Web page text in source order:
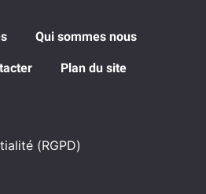
Qui sommes nous
Plan du site
(RGPD)